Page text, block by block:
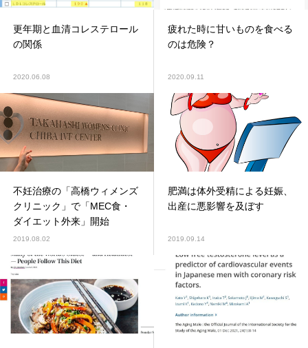
更年期と血清コレステロール
の関係
2020.06.08
疲れた時に甘いものを食べる
のは危険？
2020.09.11
不妊治療の「高橋ウィメンズ
クリニック」で「MEC食・
ダイエット外来」開始
2019.08.02
肥満は体外受精による妊娠、
出産に悪影響を及ぼす
2019.09.14